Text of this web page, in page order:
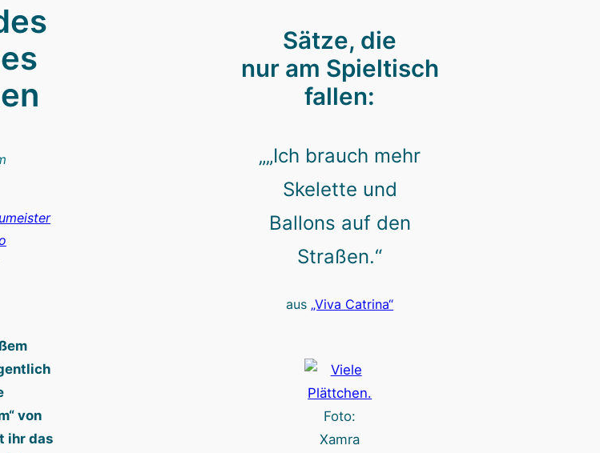
von
ihr das
Sätze, die
nur am Spieltisch
fallen:
„„Ich brauch mehr
Skelette und
Ballons auf den
Straßen.“
aus „Viva Catrina“
Foto:
Xamra